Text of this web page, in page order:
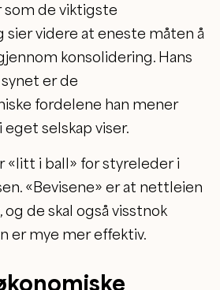
de viktigste
sier videre at eneste måten å
konsolidering. Hans
er de
fordelene han mener
selskap viser.
«litt i ball» for styreleder i
«Bevisene» er at nettleien
de skal også visstnok
er mye mer effektiv.